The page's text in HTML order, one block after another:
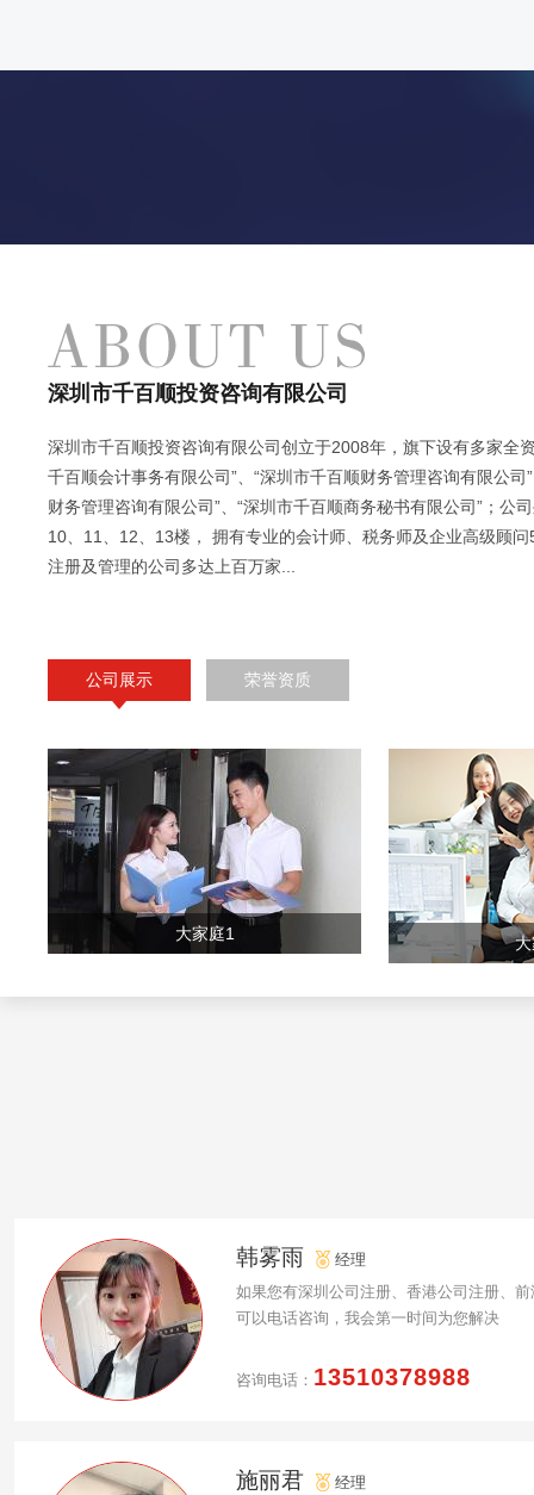
深圳市千百顺投资咨询有限公司
深圳市千百顺投资咨询有限公司创立于2008年，旗下设有多家全
千百顺会计事务有限公司”、“深圳市千百顺财务管理咨询有限公司
财务管理咨询有限公司”、“深圳市千百顺商务秘书有限公司”；公
10、11、12、13楼， 拥有专业的会计师、税务师及企业高级顾
注册及管理的公司多达上百万家...
公司展示 荣誉资质
大家庭1
韩雾雨
经理
如果您有深圳公司注册、香港公司注册、
可以电话咨询，我会第一时间为您解决
咨询电话： 13510378988
施丽君
经理